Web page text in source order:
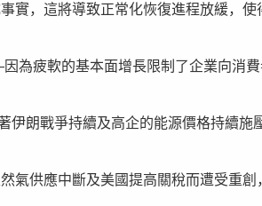
實，這將導致正常化恢復進程放緩，使
為疲軟的基本面增長限制了企業向消
伊朗戰爭持續及高企的能源價格持續施
氣供應中斷及美國提高關稅而遭受重創